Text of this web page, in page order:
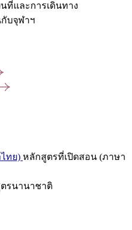
ที่และการเดินทาง
บจุฬาฯ
ทย) หลักสูตรที่เปิดสอน (ภาษา
รนานาชาติ